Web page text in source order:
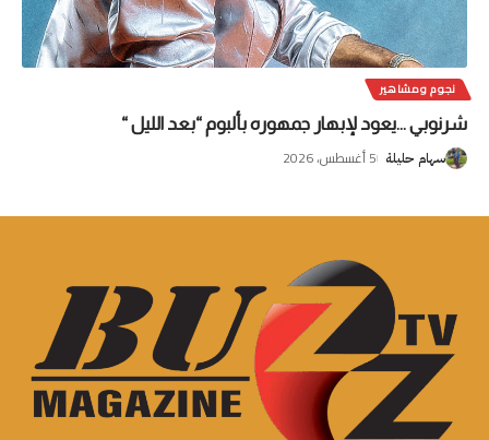
نجوم ومشاهير
شرنوبي …يعود لإبهار جمهوره بألبوم “بعد الليل “
سهام حليلة 5 أغسطس، 2026